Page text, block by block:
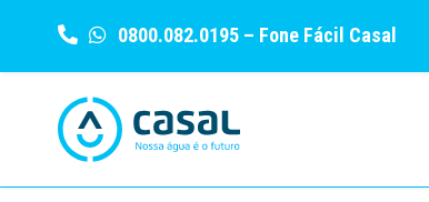
content
0800.082.0195 – Fone Fácil Casal